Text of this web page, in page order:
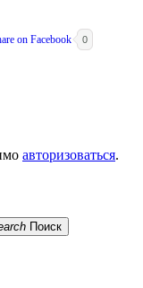
0
авторизоваться.
Поиск